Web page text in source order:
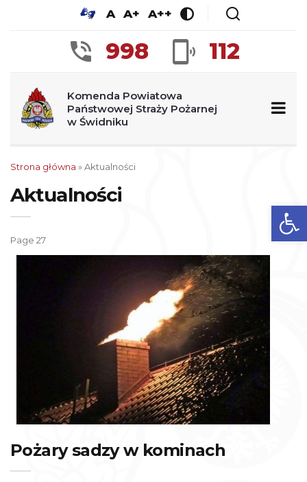
A A+ A++
998 112
Komenda Powiatowa
Państwowej Straży Pożarnej
w Świdniku
Strona główna » Aktualności
Aktualności
Page 27
Pożary sadzy w kominach